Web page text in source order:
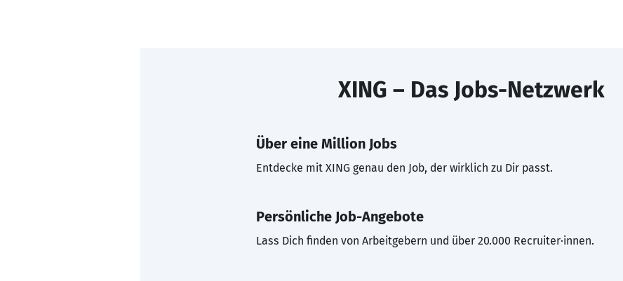
XING – Das Jobs-Netzwerk
Über eine Million Jobs
Entdecke mit XING genau den Job, der wirklich zu Dir passt.
Persönliche Job-Angebote
Lass Dich finden von Arbeitgebern und über 20.000 Recruiter·innen.